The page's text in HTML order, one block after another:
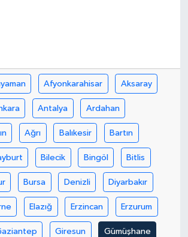
Afyonkarahisar Aksaray
Antalya Ardahan
Ağrı Balıkesir Bartın
Bilecik Bingöl Bitlis
Bursa Denizli Diyarbakır
Elazığ Erzincan Erzurum
Giresun Gümüşhane